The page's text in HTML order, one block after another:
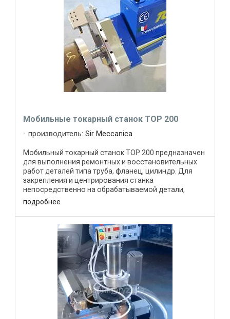
Мобильные токарный станок TOP 200
производитель: Sir Meccanica
Мобильный токарный станок TOP 200 предназначен
для выполнения ремонтных и восстановительных
работ деталей типа труба, фланец, цилиндр. Для
закрепления и центрирования станка
непосредственно на обрабатываемой детали,
предусмотрена специальная ...
подробнее